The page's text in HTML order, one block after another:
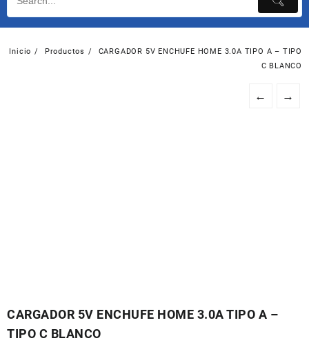
Inicio Productos
CARGADOR 5V ENCHUFE HOME 3.0A TIPO A – TIPO
C BLANCO
← →
CARGADOR 5V ENCHUFE HOME 3.0A TIPO A –
TIPO C BLANCO